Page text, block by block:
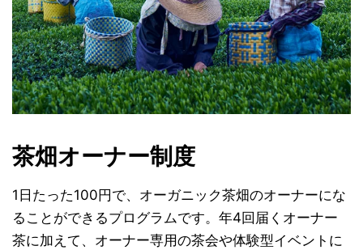
茶畑オーナー制度
1日たった100円で、オーガニック茶畑のオーナーにな
ることができるプログラムです。年4回届くオーナー
茶に加えて、オーナー専用の茶会や体験型イベントに